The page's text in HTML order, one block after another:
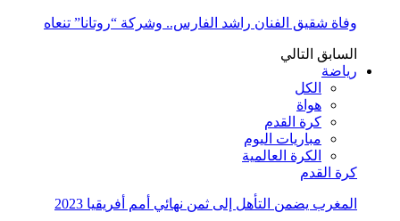
وفاة شقيق الفنان راشد الفارس.. وشركة “روتانا” تنعاه
السابق التالي
رياضة
الكل
هواة
كرة القدم
مباريات اليوم
الكرة العالمية
كرة القدم
المغرب يضمن التأهل إلى ثمن نهائي أمم أفريقيا 2023